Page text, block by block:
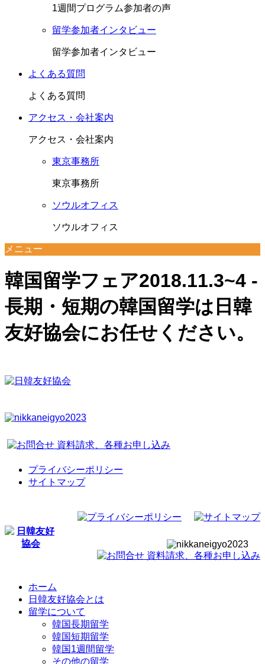
1週間プログラム参加者の声
留学参加者インタビュー
留学参加者インタビュー
よくある質問
よくある質問
アクセス・会社案内
アクセス・会社案内
東京事務所
東京事務所
ソウルオフィス
ソウルオフィス
メニュー
韓国留学フェア2018.11.3~4 -
長期・短期の韓国留学は日韓
友好協会にお任せください。
プライバシーポリシー
サイトマップ
ホーム
日韓友好協会とは
留学について
韓国長期留学
韓国短期留学
韓国1週間留学
その他の留学